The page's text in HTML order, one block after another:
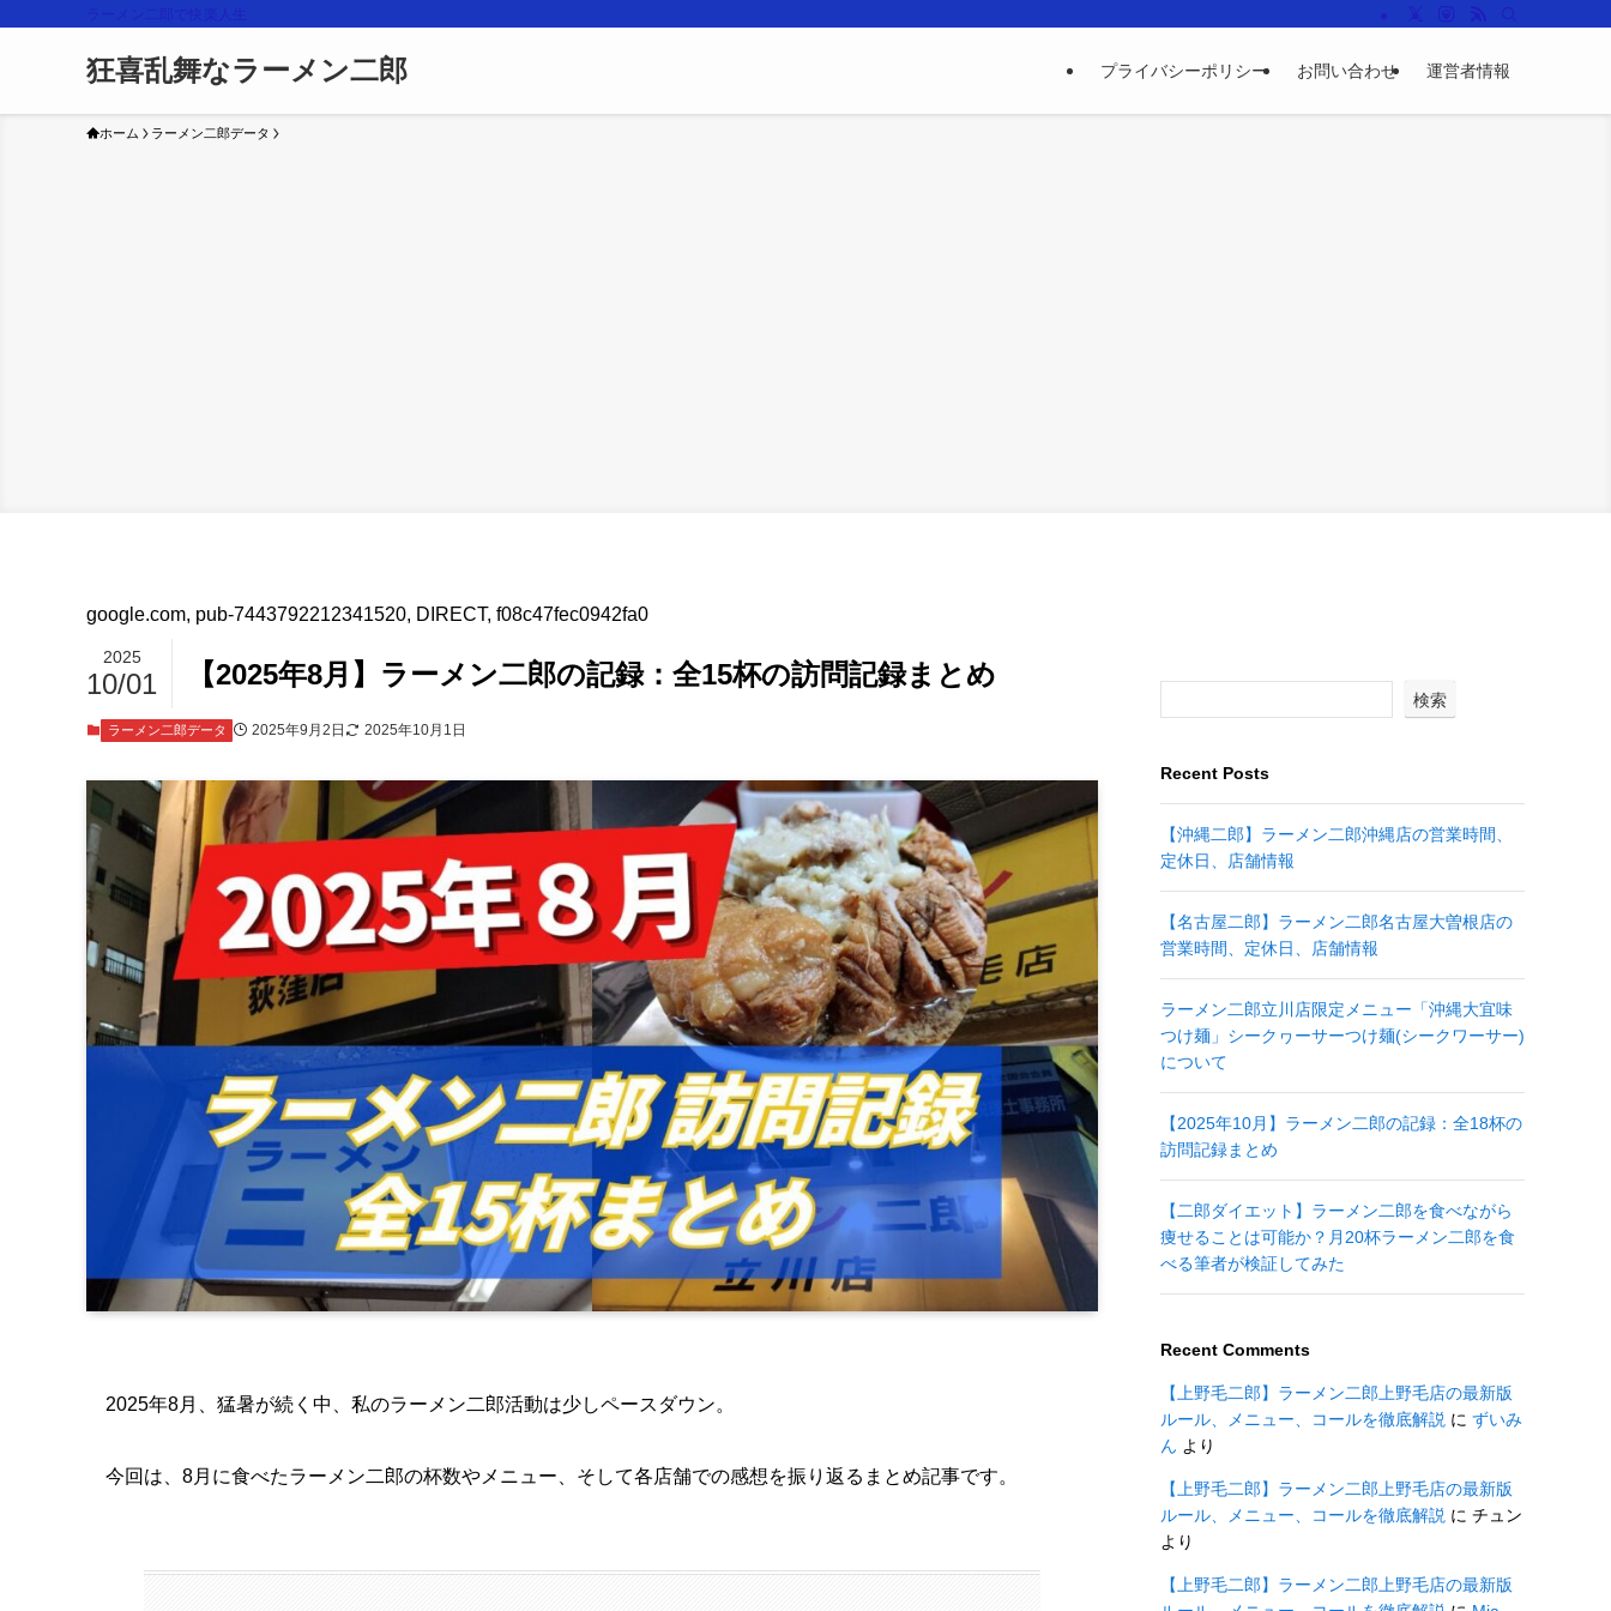
ラーメン二郎で快楽人生
狂喜乱舞なラーメン二郎 プライバシーポリシー お問い合わせ 運営者情報
ホーム ラーメン二郎データ
google.com, pub-7443792212341520, DIRECT, f08c47fec0942fa0
【2025年8月】ラーメン二郎の記録：全15杯の訪問記録まとめ
2025
10/01
ラーメン二郎データ 2025年9月2日 2025年10月1日
2025年8月、猛暑が続く中、私のラーメン二郎活動は少しペースダウン。
今回は、8月に食べたラーメン二郎の杯数やメニュー、そして各店舗での感想を振り返るまとめ記事です。
検索
Recent Posts
【沖縄二郎】ラーメン二郎沖縄店の営業時間、
定休日、店舗情報
【名古屋二郎】ラーメン二郎名古屋大曽根店の
営業時間、定休日、店舗情報
ラーメン二郎立川店限定メニュー「沖縄大宜味
つけ麺」シークヮーサーつけ麺(シークワーサー)
について
【2025年10月】ラーメン二郎の記録：全18杯の
訪問記録まとめ
【二郎ダイエット】ラーメン二郎を食べながら
痩せることは可能か？月20杯ラーメン二郎を食
べる筆者が検証してみた
Recent Comments
【上野毛二郎】ラーメン二郎上野毛店の最新版
ルール、メニュー、コールを徹底解説 に ずいみ
ん より
【上野毛二郎】ラーメン二郎上野毛店の最新版
ルール、メニュー、コールを徹底解説 に チュン
より
【上野毛二郎】ラーメン二郎上野毛店の最新版